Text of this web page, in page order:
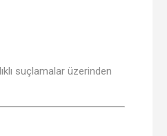
suçlamalar üzerinden